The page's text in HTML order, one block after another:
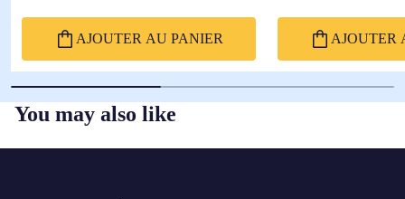
AJOUTER AU PANIER AJOUTER
You may also like